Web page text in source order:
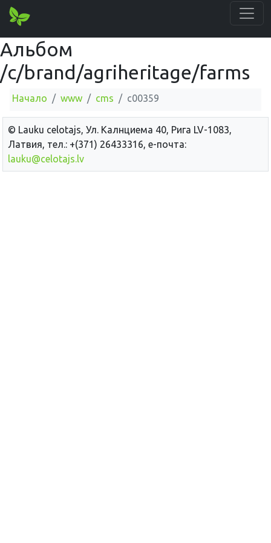
Альбом
/c/brand/agriheritage/farms
Начало www cms c00359
© Lauku сelotajs, Ул. Калнциема 40, Рига LV-1083,
Латвия, тел.: +(371) 26433316, е-почта:
lauku@celotajs.lv